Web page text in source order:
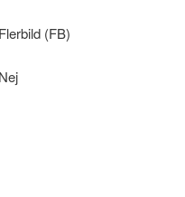
Flerbild (FB)
Nej